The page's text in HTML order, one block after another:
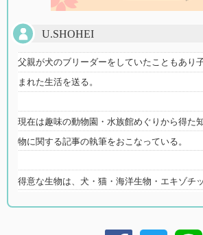
U.SHOHEI
父親が犬のブリーダーをしていたこともあり
まれた生活を送る。
現在は趣味の動物園・水族館めぐりから得た
物に関する記事の執筆をおこなっている。
得意な生物は、犬・猫・海洋生物・エキゾチ